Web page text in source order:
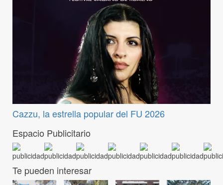
Cazzu, la estrella popular del FU 2026
Espacio Publicitario
Te pueden interesar